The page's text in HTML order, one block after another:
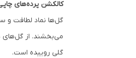
کالکشن پرده‌های
گل‌ها نماد لطافت و
می‌بخشند. از گل‌های
گلی روییده است.